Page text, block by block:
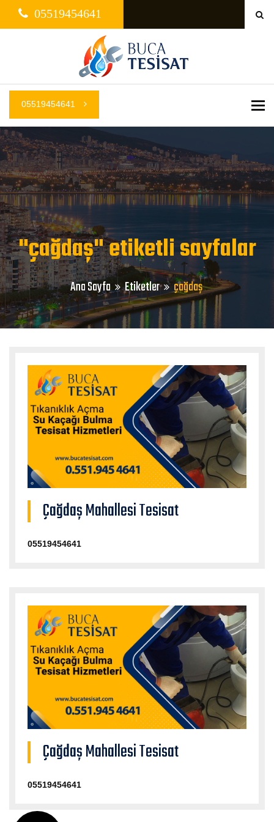
05519454641
05519454641
"çağdaş" etiketli sayfalar
Ana Sayfa Etiketler çağdaş
Çağdaş Mahallesi Tesisat
05519454641
Çağdaş Mahallesi Tesisat
05519454641